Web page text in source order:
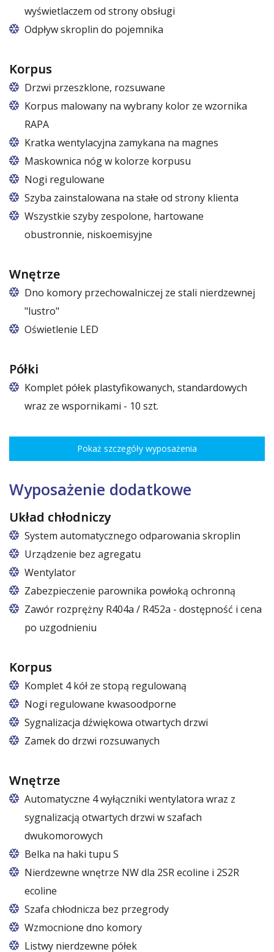
wyświetlaczem od strony obsługi
Odpływ skroplin do pojemnika
Korpus
Drzwi przeszklone, rozsuwane
Korpus malowany na wybrany kolor ze wzornika
RAPA
Kratka wentylacyjna zamykana na magnes
Maskownica nóg w kolorze korpusu
Nogi regulowane
Szyba zainstalowana na stałe od strony klienta
Wszystkie szyby zespolone, hartowane
obustronnie, niskoemisyjne
Wnętrze
Dno komory przechowalniczej ze stali nierdzewnej
"lustro"
Oświetlenie LED
Półki
Komplet półek plastyfikowanych, standardowych
wraz ze wspornikami - 10 szt.
wysokości co 7,5 cm pozwala na optymalne rozmieszczenie różnego
rodzaju towaru.
120 cm (50,5 cm x 51 cm),
140 cm (60,5 cm x 51 cm),
160 cm (70,5 cm x 51 cm)
Pokaż szczegóły wyposażenia
Wyposażenie dodatkowe
Układ chłodniczy
System automatycznego odparowania skroplin
Urządzenie bez agregatu
Wentylator
Zabezpieczenie parownika powłoką ochronną
Zawór rozprężny R404a / R452a - dostępność i cena
po uzgodnieniu
Korpus
Komplet 4 kół ze stopą regulowaną
Cztery koła obrotowe, w tym dwa z hamulcem.
Nogi regulowane kwasoodporne
Nogi z regulacją w zakresie 87 – 97 mm
Sygnalizacja dźwiękowa otwartych drzwi
Zamek do drzwi rozsuwanych
Wnętrze
Automatyczne 4 wyłączniki wentylatora wraz z
sygnalizacją otwartych drzwi w szafach
dwukomorowych
Belka na haki tupu S
Cena dotyczy jednej belki w jednej komorze szafy
Nierdzewne wnętrze NW dla 2SR ecoline i 2S2R
ecoline
Szafa chłodnicza bez przegrody
Wzmocnione dno komory
Listwy nierdzewne półek